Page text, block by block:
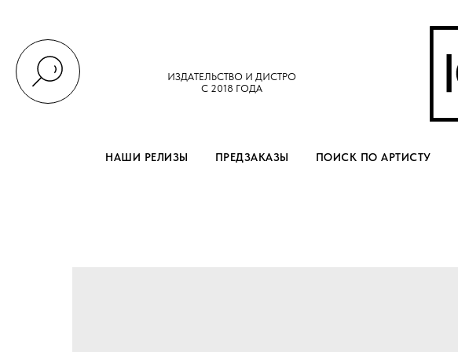
ИЗДАТЕЛЬСТВО И ДИСТРО
С 2018 ГОДА
НАШИ РЕЛИЗЫ ПРЕДЗАКАЗЫ ПОИСК ПО АРТИСТУ